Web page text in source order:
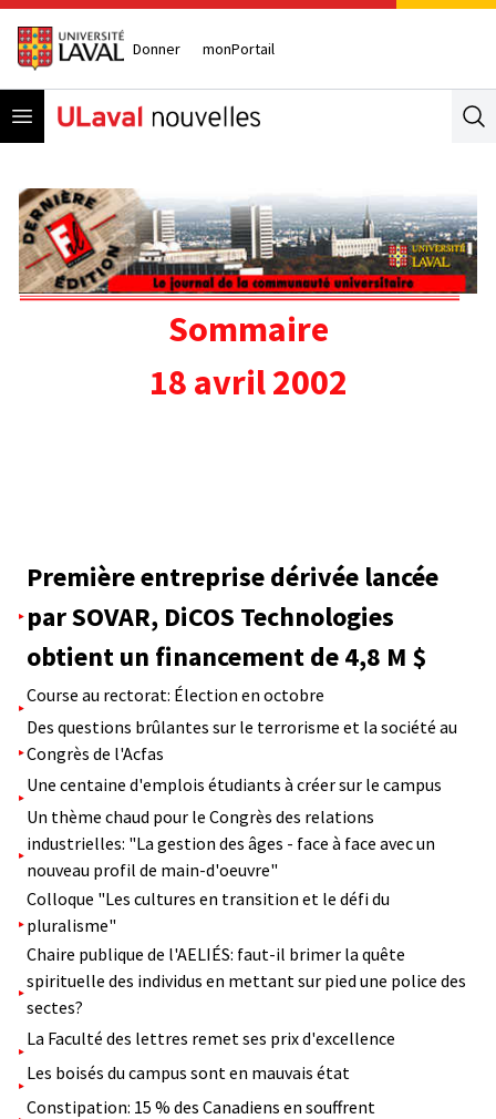
Donner monPortail
Open menu
Sommaire
18 avril 2002
Première entreprise dérivée lancée
par SOVAR, DiCOS Technologies
obtient un financement de 4,8 M $
Course au rectorat: Élection en octobre
Des questions brûlantes sur le terrorisme et la société au
Congrès de l'Acfas
Une centaine d'emplois étudiants à créer sur le campus
Un thème chaud pour le Congrès des relations
industrielles: "La gestion des âges - face à face avec un
nouveau profil de main-d'oeuvre"
Colloque "Les cultures en transition et le défi du
pluralisme"
Chaire publique de l'AELIÉS: faut-il brimer la quête
spirituelle des individus en mettant sur pied une police des
sectes?
La Faculté des lettres remet ses prix d'excellence
Les boisés du campus sont en mauvais état
Constipation: 15 % des Canadiens en souffrent